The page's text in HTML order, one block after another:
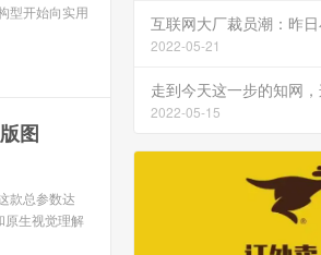
型开始向实用
图
款总参数达
原生视觉理解
互联网大厂裁员潮：昨
2022-05-21
走到今天这一步的知网
2022-05-15